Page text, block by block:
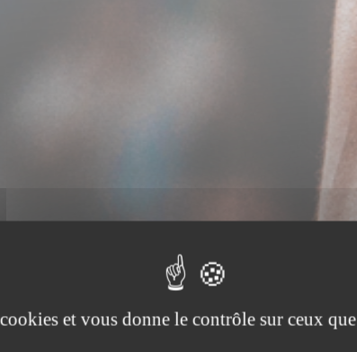
et vous donne le contrôle sur ceux